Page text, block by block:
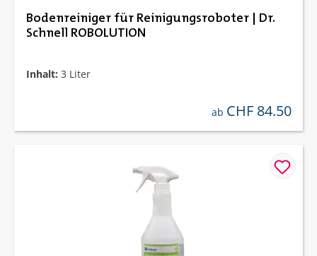
Bodenreiniger für Reinigungsroboter | Dr.
Schnell ROBOLUTION
Inhalt: 3 Liter
regulärer preis:
ab CHF 84.50